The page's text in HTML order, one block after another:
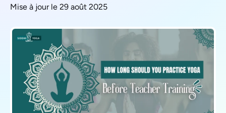
Mise à jour le 29 août 2025